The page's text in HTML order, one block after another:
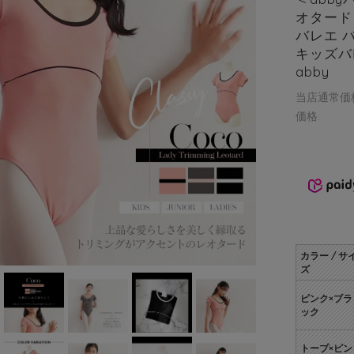
オター
バレエ
キッズ
abby
当店通常価
価格:
カラー / サ
ズ
ピンク×ブラ
ック
トープ×ピン